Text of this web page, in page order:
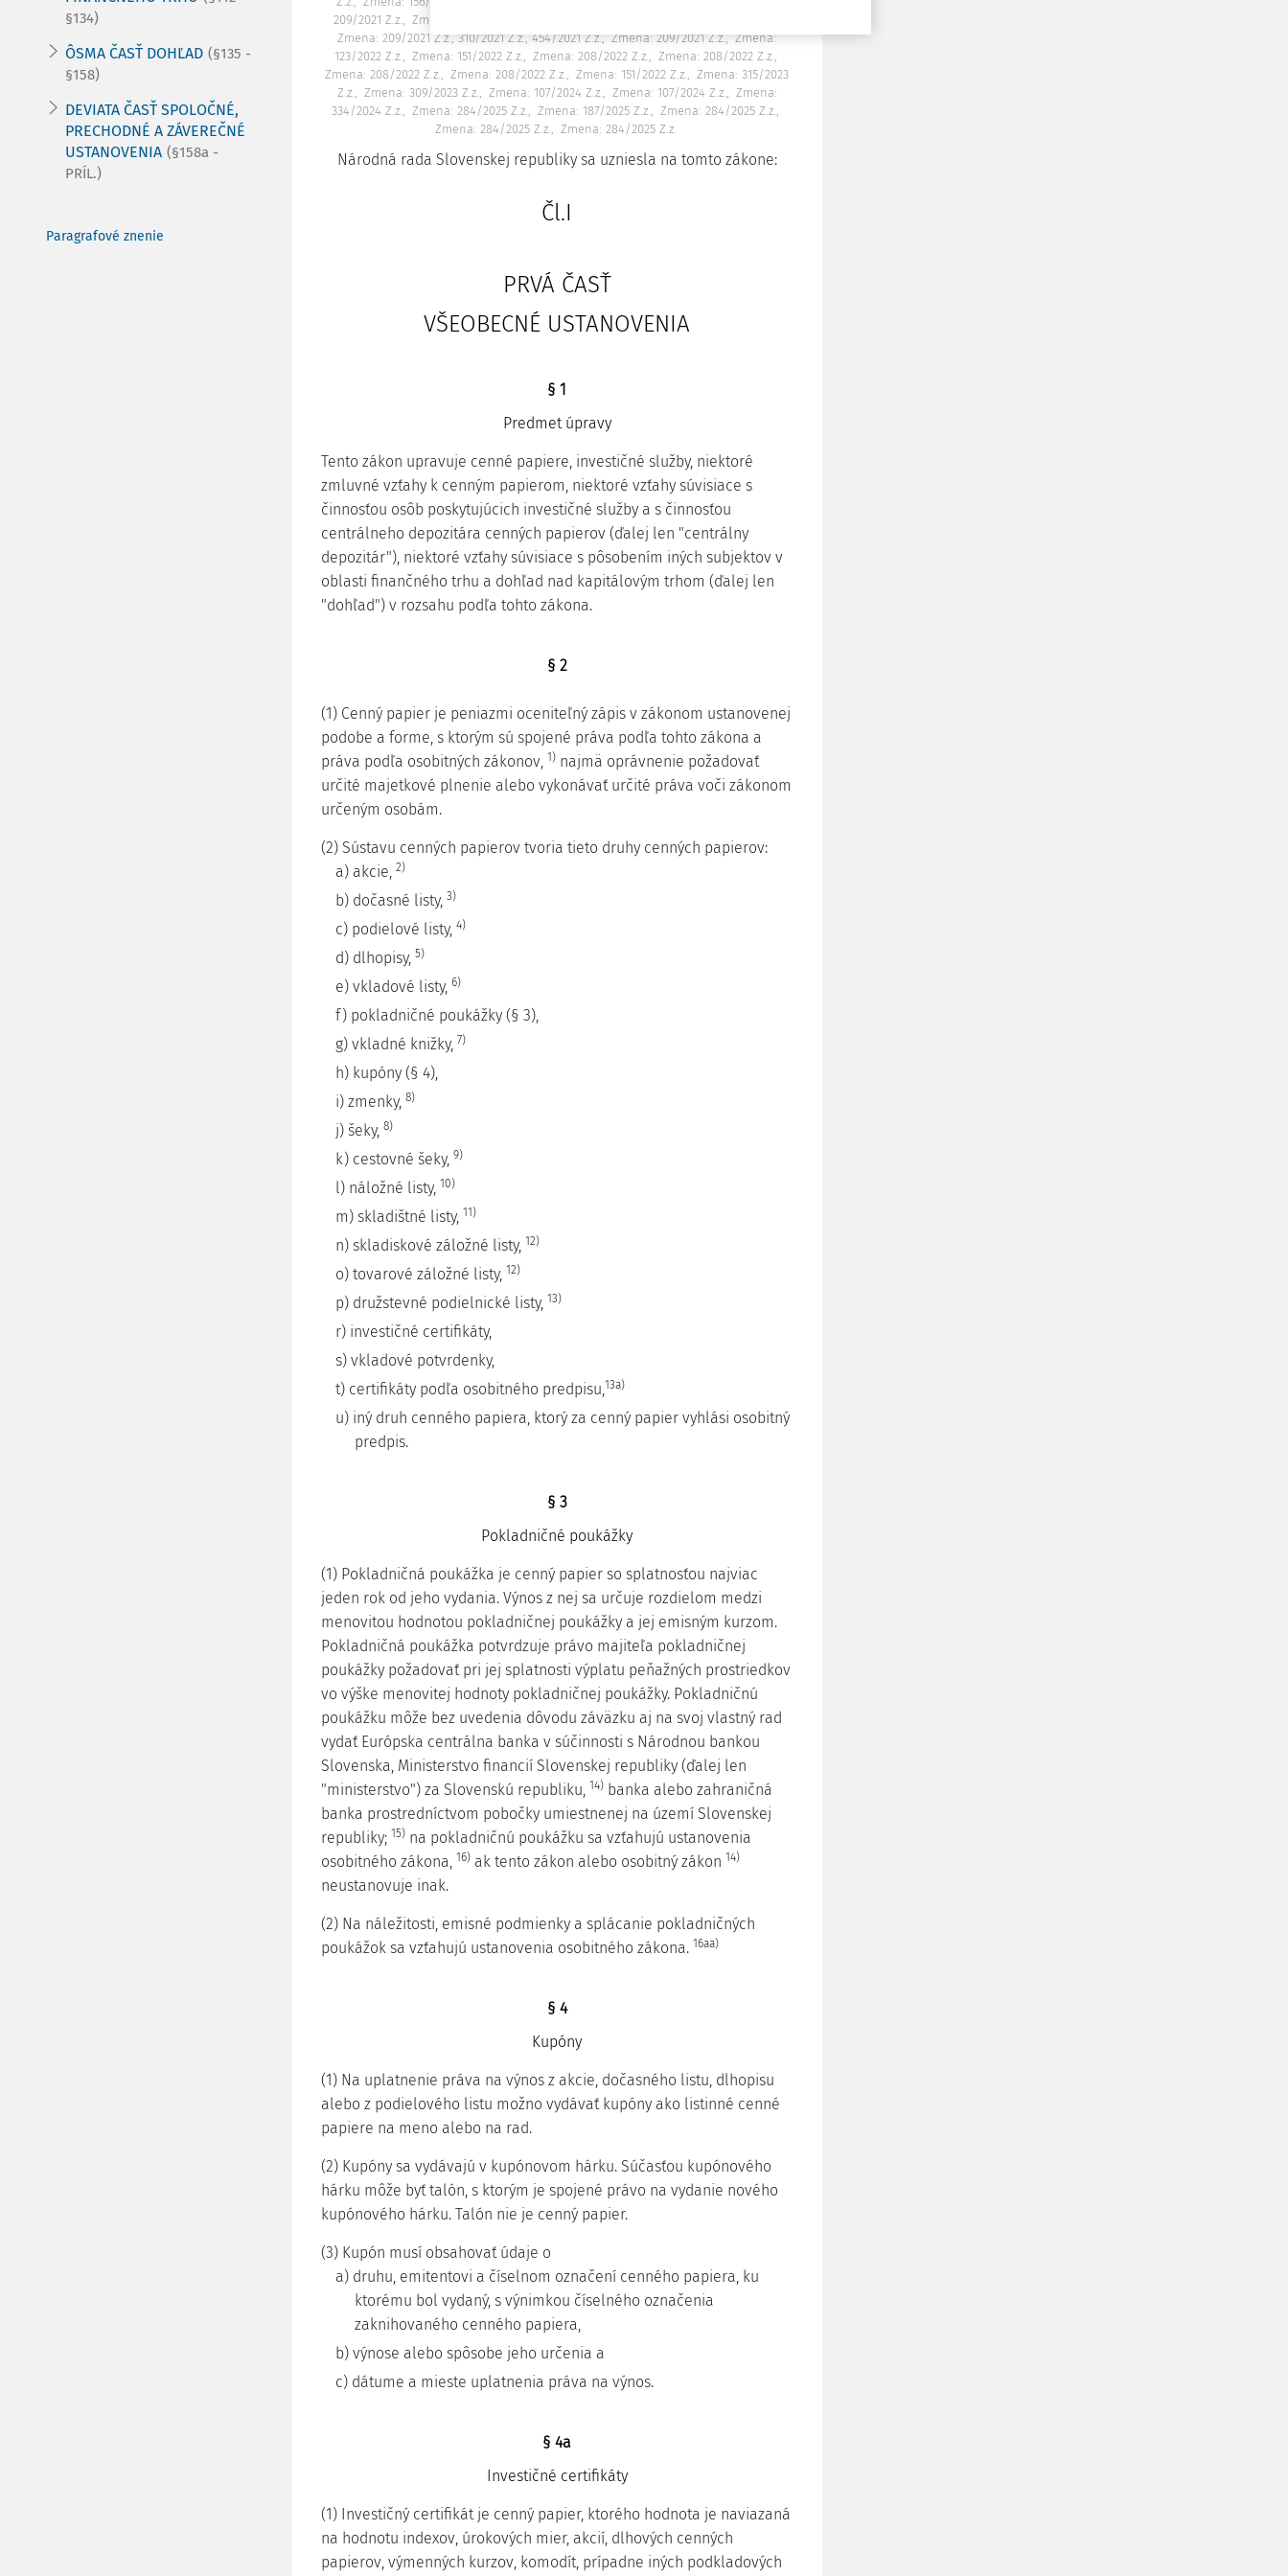
§134)
ÔSMA ČASŤ DOHĽAD (§135 -
§158)
DEVIATA ČASŤ SPOLOČNÉ,
PRECHODNÉ A ZÁVEREČNÉ
USTANOVENIA (§158a -
PRÍL.)
Paragrafové znenie
209/2021 Z.z.
Zmena: 312/2020 Z.z.
Zmena: 209/2021 Z.z., 310/2021 Z.z., 454/2021 Z.z.
Zmena: 209/2021 Z.z.
Zmena:
123/2022 Z.z.
Zmena: 151/2022 Z.z. Zmena: 208/2022 Z.z.
Zmena: 208/2022 Z.z.
Zmena: 208/2022 Z.z.
Zmena: 208/2022 Z.z. Zmena: 151/2022 Z.z.
Zmena: 315/2023
Z.z.
Zmena: 309/2023 Z.z. Zmena: 107/2024 Z.z. Zmena: 107/2024 Z.z.
Zmena:
334/2024 Z.z.
Zmena: 284/2025 Z.z. Zmena: 187/2025 Z.z.
Zmena: 284/2025 Z.z.
Zmena: 284/2025 Z.z.
Zmena: 284/2025 Z.z.
Národná rada Slovenskej republiky sa uzniesla na tomto zákone:
Čl.I
PRVÁ ČASŤ
VŠEOBECNÉ USTANOVENIA
§ 1
Predmet úpravy
Tento zákon upravuje cenné papiere, investičné služby, niektoré
zmluvné vzťahy k cenným papierom, niektoré vzťahy súvisiace s
činnosťou osôb poskytujúcich investičné služby a s činnosťou
centrálneho depozitára cenných papierov (ďalej len "centrálny
depozitár"), niektoré vzťahy súvisiace s pôsobením iných subjektov v
oblasti finančného trhu a dohľad nad kapitálovým trhom (ďalej len
"dohľad") v rozsahu podľa tohto zákona.
§ 2
(1) Cenný papier je peniazmi oceniteľný zápis v zákonom ustanovenej
podobe a forme, s ktorým sú spojené práva podľa tohto zákona a
práva podľa osobitných zákonov, 1)najmä oprávnenie požadovať
určité majetkové plnenie alebo vykonávať určité práva voči zákonom
určeným osobám.
(2) Sústavu cenných papierov tvoria tieto druhy cenných papierov:
a) akcie, 2)
b) dočasné listy, 3)
c) podielové listy, 4)
d) dlhopisy, 5)
e) vkladové listy, 6)
f) pokladničné poukážky (§ 3),
g) vkladné knižky, 7)
h) kupóny (§ 4),
i) zmenky, 8)
j) šeky, 8)
k) cestovné šeky, 9)
l) náložné listy, 10)
m) skladištné listy, 11)
n) skladiskové záložné listy, 12)
o) tovarové záložné listy, 12)
p) družstevné podielnické listy, 13)
r) investičné certifikáty,
s) vkladové potvrdenky,
t) certifikáty podľa osobitného predpisu,13a)
u) iný druh cenného papiera, ktorý za cenný papier vyhlási osobitný
predpis.
§ 3
Pokladničné poukážky
(1) Pokladničná poukážka je cenný papier so splatnosťou najviac
jeden rok od jeho vydania. Výnos z nej sa určuje rozdielom medzi
menovitou hodnotou pokladničnej poukážky a jej emisným kurzom.
Pokladničná poukážka potvrdzuje právo majiteľa pokladničnej
poukážky požadovať pri jej splatnosti výplatu peňažných prostriedkov
vo výške menovitej hodnoty pokladničnej poukážky. Pokladničnú
poukážku môže bez uvedenia dôvodu záväzku aj na svoj vlastný rad
vydať Európska centrálna banka v súčinnosti s Národnou bankou
Slovenska, Ministerstvo financií Slovenskej republiky (ďalej len
"ministerstvo") za Slovenskú republiku, 14)banka alebo zahraničná
banka prostredníctvom pobočky umiestnenej na území Slovenskej
republiky; 15)na pokladničnú poukážku sa vzťahujú ustanovenia
osobitného zákona, 16)ak tento zákon alebo osobitný zákon 14)
neustanovuje inak.
(2) Na náležitosti, emisné podmienky a splácanie pokladničných
poukážok sa vzťahujú ustanovenia osobitného zákona. 16aa)
§ 4
Kupóny
(1) Na uplatnenie práva na výnos z akcie, dočasného listu, dlhopisu
alebo z podielového listu možno vydávať kupóny ako listinné cenné
papiere na meno alebo na rad.
(2) Kupóny sa vydávajú v kupónovom hárku. Súčasťou kupónového
hárku môže byť talón, s ktorým je spojené právo na vydanie nového
kupónového hárku. Talón nie je cenný papier.
(3) Kupón musí obsahovať údaje o
a) druhu, emitentovi a číselnom označení cenného papiera, ku
ktorému bol vydaný, s výnimkou číselného označenia
zaknihovaného cenného papiera,
b) výnose alebo spôsobe jeho určenia a
c) dátume a mieste uplatnenia práva na výnos.
§ 4a
Investičné certifikáty
(1) Investičný certifikát je cenný papier, ktorého hodnota je naviazaná
na hodnotu indexov, úrokových mier, akcií, dlhových cenných
papierov, výmenných kurzov, komodít, prípadne iných podkladových